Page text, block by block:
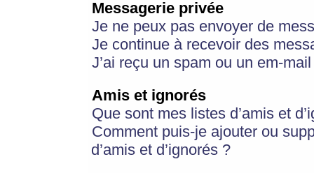
Messagerie privée
Je ne peux pas envoyer de
Je continue à recevoir des
J’ai reçu un spam ou un em-
Amis et ignorés
Que sont mes listes d’amis et
Comment puis-je ajouter ou
d’amis et d’ignorés ?